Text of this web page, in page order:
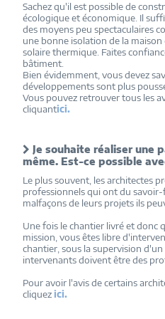
Sachez qu'il est possible de
écologique et économique. Il
des moyens peu spectaculaires
une bonne isolation de la
solaire thermique. Faites
bâtiment.
Bien évidemment, vous devez
développements sont plus
Vous pouvez retrouver tous les
cliquantici.
Je souhaite réaliser une
même. Est-ce possible
Le plus souvent, les architectes
professionnels qui ont du
malfaçons de leurs projets ils
Une fois le chantier livré et donc
mission, vous êtes libre
chantier, sous la supervision
intervenants doivent être des
Pour avoir l'avis de certains
cliquezici.